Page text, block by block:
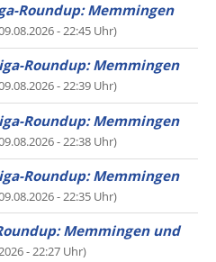
Roundup: Memmingen
- 22:45 Uhr)
Roundup: Memmingen
- 22:39 Uhr)
Roundup: Memmingen
- 22:38 Uhr)
Roundup: Memmingen
- 22:35 Uhr)
Memmingen und
- 22:27 Uhr)